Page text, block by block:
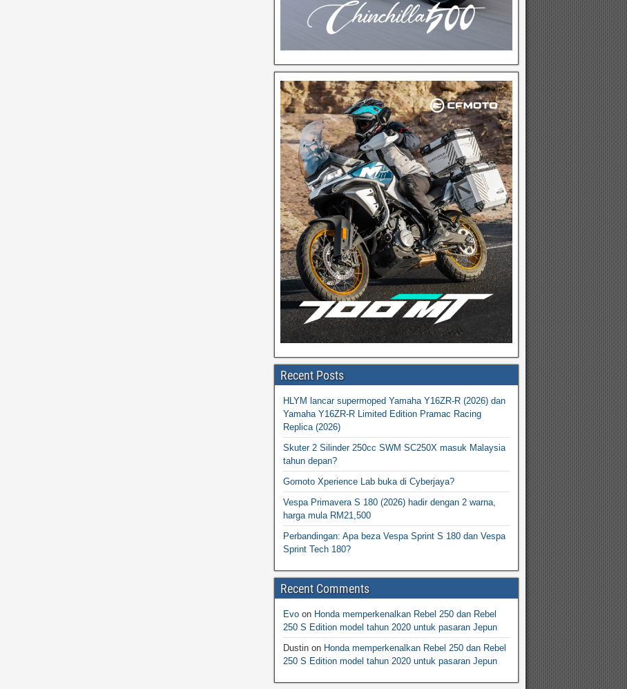
Recent Posts
HLYM lancar supermoped Yamaha Y16ZR-R (2026) dan
Yamaha Y16ZR-R Limited Edition Pramac Racing
Replica (2026)
Skuter 2 Silinder 250cc SWM SC250X masuk Malaysia
tahun depan?
Gomoto Xperience Lab buka di Cyberjaya?
Vespa Primavera S 180 (2026) hadir dengan 2 warna,
harga mula RM21,500
Perbandingan: Apa beza Vespa Sprint S 180 dan Vespa
Sprint Tech 180?
Recent Comments
Evo on Honda memperkenalkan Rebel 250 dan Rebel
250 S Edition model tahun 2020 untuk pasaran Jepun
Dustin on Honda memperkenalkan Rebel 250 dan Rebel
250 S Edition model tahun 2020 untuk pasaran Jepun